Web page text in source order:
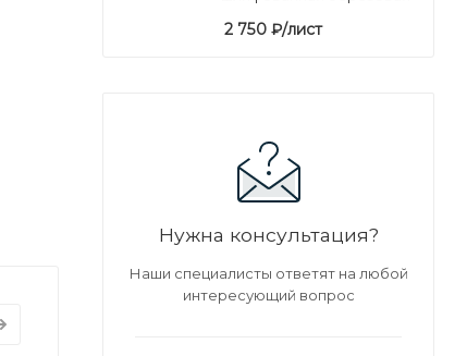
2 750 ₽/лист
Нужна консультация?
Наши специалисты ответят на любой
интересующий вопрос